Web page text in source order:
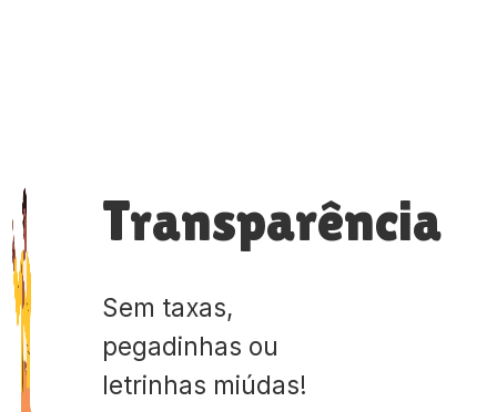
Transparência
Sem taxas,
pegadinhas ou
letrinhas miúdas!